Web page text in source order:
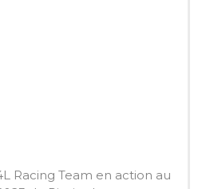
Racing Team en action au